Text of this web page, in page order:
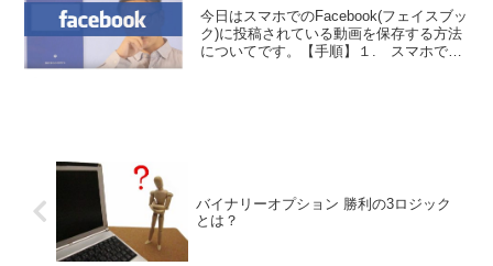
今日はスマホでのFacebook(フェイスブッ
ク)に投稿されている動画を保存する方法
についてです。【手順】１. スマホで
バイナリーオプション 勝利の3ロジック
とは？